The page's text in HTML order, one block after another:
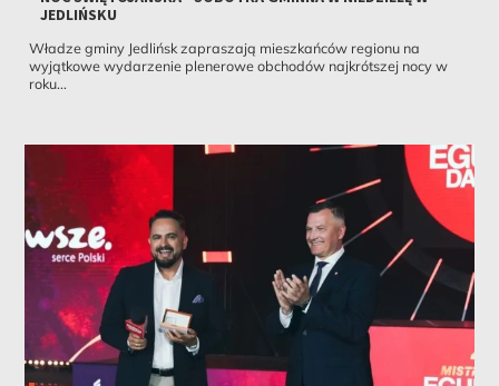
JEDLIŃSKU
Władze gminy Jedlińsk zapraszają mieszkańców regionu na
wyjątkowe wydarzenie plenerowe obchodów najkrótszej nocy w
roku...